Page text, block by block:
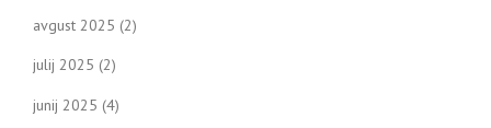
avgust 2025 (2)
julij 2025 (2)
junij 2025 (4)